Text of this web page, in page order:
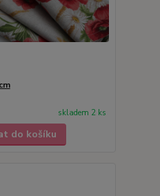
skladem 2 ks
do košíku